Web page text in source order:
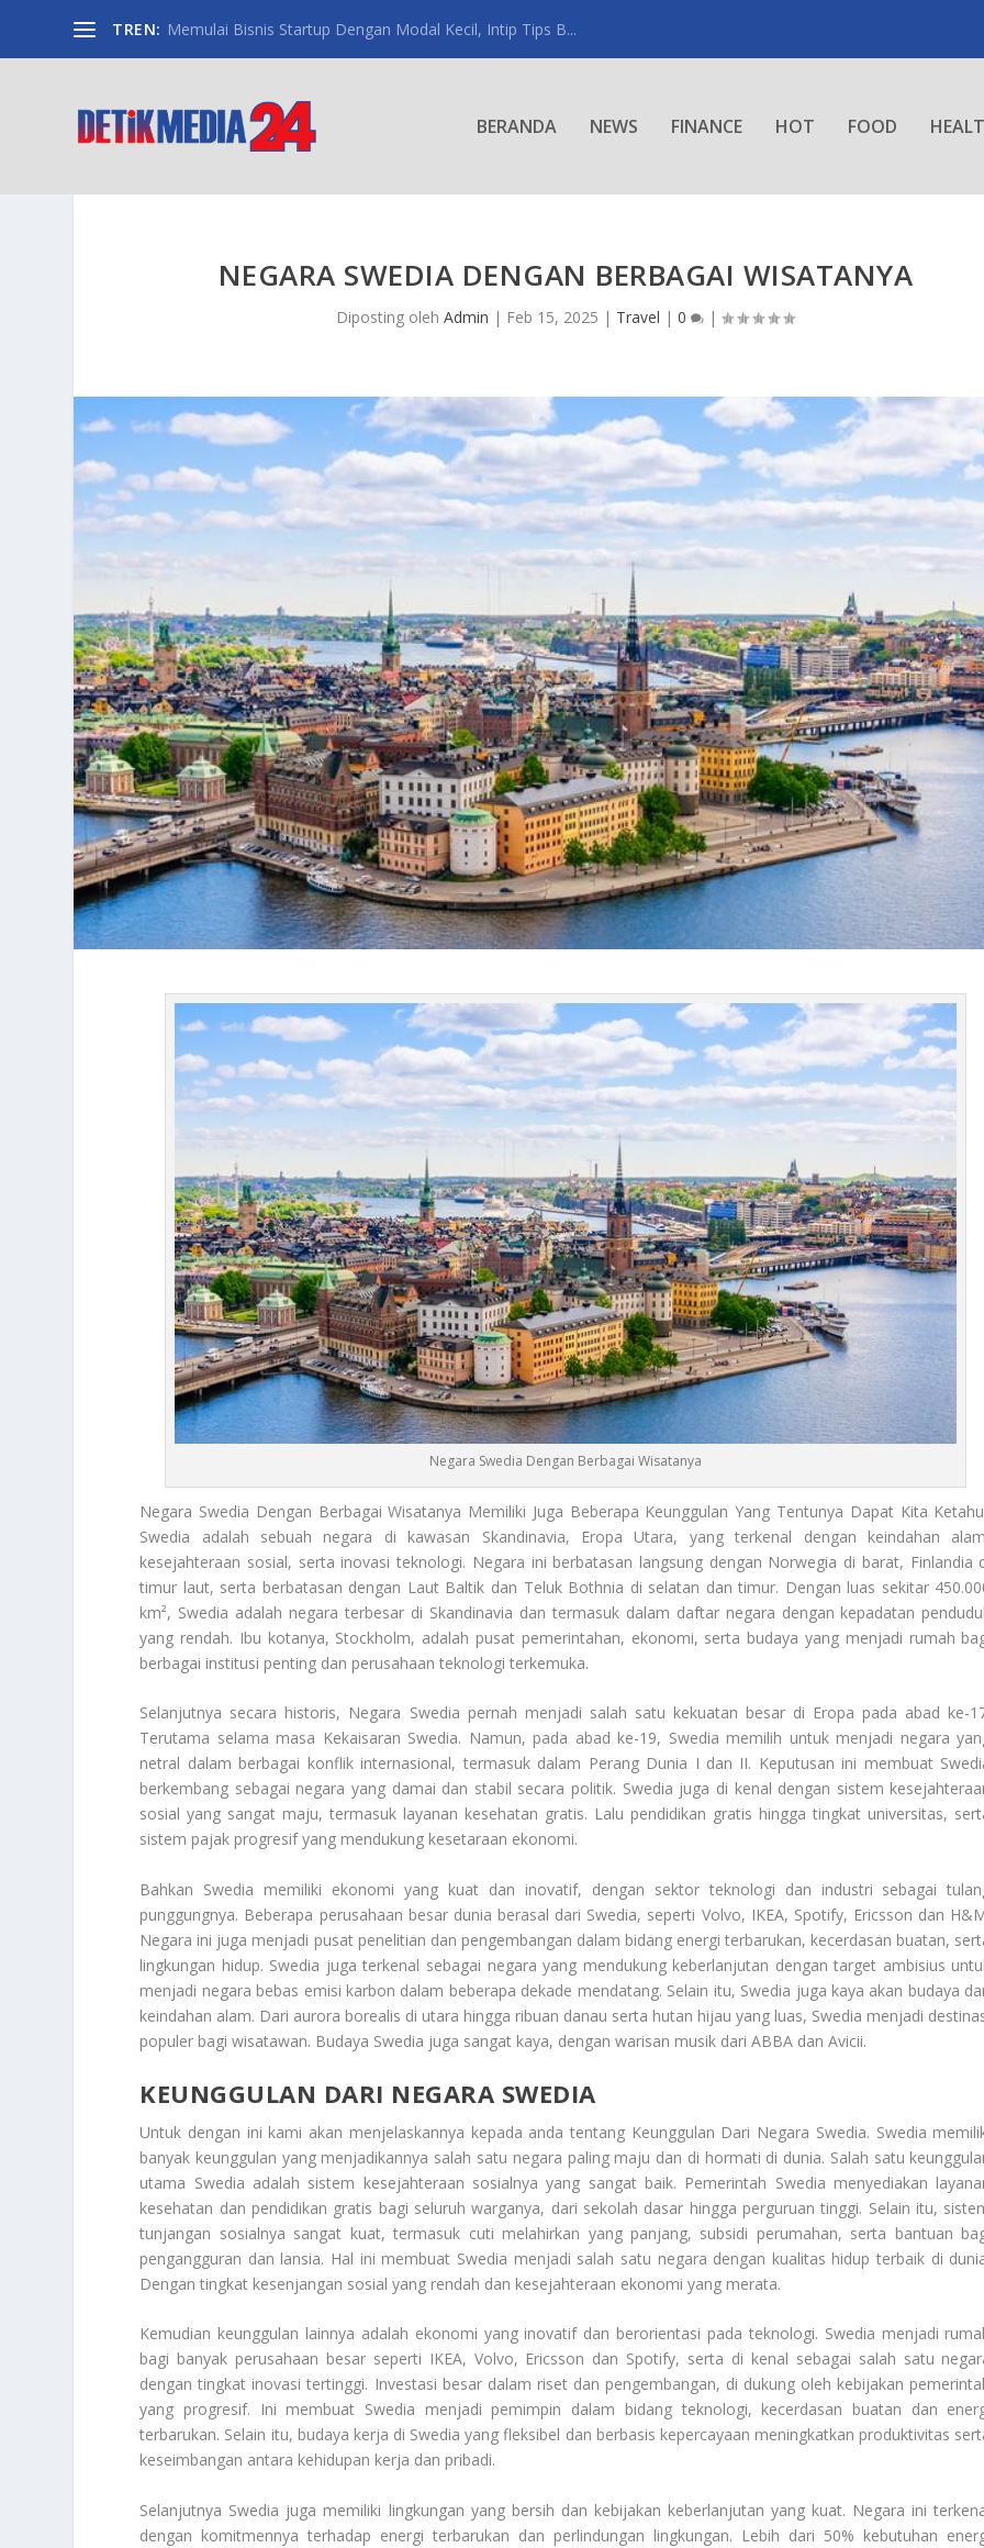
TREN: Memulai Bisnis Startup Dengan Modal Kecil, Intip Tips B...
BERANDA NEWS FINANCE HOT FOOD
NEGARA SWEDIA DENGAN BERBAGAI WISATANYA
Diposting olehAdmin | Feb 15, 2025 | Travel |0 |
Negara Swedia Dengan Berbagai Wisatanya
Negara Swedia Dengan Berbagai Wisatanya Memiliki Juga Beberapa Keunggulan Yang Tentunya Dapat Kita
Swedia adalah sebuah negara di kawasan Skandinavia, Eropa Utara, yang terkenal dengan keindahan
kesejahteraan sosial, serta inovasi teknologi. Negara ini berbatasan langsung dengan Norwegia di barat, Finlandia
timur laut, serta berbatasan dengan Laut Baltik dan Teluk Bothnia di selatan dan timur. Dengan luas sekitar
km², Swedia adalah negara terbesar di Skandinavia dan termasuk dalam daftar negara dengan kepadatan
yang rendah. Ibu kotanya, Stockholm, adalah pusat pemerintahan, ekonomi, serta budaya yang menjadi rumah
berbagai institusi penting dan perusahaan teknologi terkemuka.
Selanjutnya secara historis, Negara Swedia pernah menjadi salah satu kekuatan besar di Eropa pada abad ke-
Terutama selama masa Kekaisaran Swedia. Namun, pada abad ke-19, Swedia memilih untuk menjadi negara
netral dalam berbagai konflik internasional, termasuk dalam Perang Dunia I dan II. Keputusan ini membuat
berkembang sebagai negara yang damai dan stabil secara politik. Swedia juga di kenal dengan sistem
sosial yang sangat maju, termasuk layanan kesehatan gratis. Lalu pendidikan gratis hingga tingkat universitas,
sistem pajak progresif yang mendukung kesetaraan ekonomi.
Bahkan Swedia memiliki ekonomi yang kuat dan inovatif, dengan sektor teknologi dan industri sebagai
punggungnya. Beberapa perusahaan besar dunia berasal dari Swedia, seperti Volvo, IKEA, Spotify, Ericsson dan
Negara ini juga menjadi pusat penelitian dan pengembangan dalam bidang energi terbarukan, kecerdasan buatan,
lingkungan hidup. Swedia juga terkenal sebagai negara yang mendukung keberlanjutan dengan target ambisius
menjadi negara bebas emisi karbon dalam beberapa dekade mendatang. Selain itu, Swedia juga kaya akan budaya
keindahan alam. Dari aurora borealis di utara hingga ribuan danau serta hutan hijau yang luas, Swedia menjadi
populer bagi wisatawan. Budaya Swedia juga sangat kaya, dengan warisan musik dari ABBA dan Avicii.
KEUNGGULAN DARI NEGARA SWEDIA
Untuk dengan ini kami akan menjelaskannya kepada anda tentang Keunggulan Dari Negara Swedia. Swedia
banyak keunggulan yang menjadikannya salah satu negara paling maju dan di hormati di dunia. Salah satu
utama Swedia adalah sistem kesejahteraan sosialnya yang sangat baik. Pemerintah Swedia menyediakan
kesehatan dan pendidikan gratis bagi seluruh warganya, dari sekolah dasar hingga perguruan tinggi. Selain itu,
tunjangan sosialnya sangat kuat, termasuk cuti melahirkan yang panjang, subsidi perumahan, serta bantuan
pengangguran dan lansia. Hal ini membuat Swedia menjadi salah satu negara dengan kualitas hidup terbaik di
Dengan tingkat kesenjangan sosial yang rendah dan kesejahteraan ekonomi yang merata.
Kemudian keunggulan lainnya adalah ekonomi yang inovatif dan berorientasi pada teknologi. Swedia menjadi
bagi banyak perusahaan besar seperti IKEA, Volvo, Ericsson dan Spotify, serta di kenal sebagai salah satu
dengan tingkat inovasi tertinggi. Investasi besar dalam riset dan pengembangan, di dukung oleh kebijakan
yang progresif. Ini membuat Swedia menjadi pemimpin dalam bidang teknologi, kecerdasan buatan dan
terbarukan. Selain itu, budaya kerja di Swedia yang fleksibel dan berbasis kepercayaan meningkatkan produktivitas
keseimbangan antara kehidupan kerja dan pribadi.
Selanjutnya Swedia juga memiliki lingkungan yang bersih dan kebijakan keberlanjutan yang kuat. Negara ini
dengan komitmennya terhadap energi terbarukan dan perlindungan lingkungan. Lebih dari 50% kebutuhan